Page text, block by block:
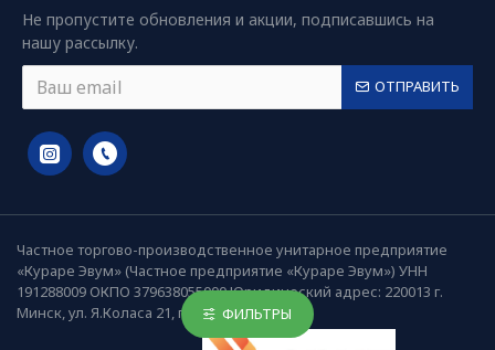
Не пропустите обновления и акции, подписавшись на
нашу рассылку.
ОТПРАВИТЬ
Частное торгово-производственное унитарное предприятие
«Кураре Эвум» (Частное предприятие «Кураре Эвум») УНН
191288009 ОКПО 379638055000 Юридический адрес: 220013 г.
Минск, ул. Я.Коласа 21, пом.18ФИЛЬТРЫ